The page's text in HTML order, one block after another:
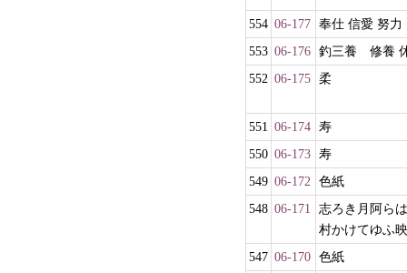
554 06-177 奉仕 信愛 努力
553 06-176 釣三養 修養
552 06-175 柔
551 06-174 寿
550 06-173 寿
549 06-172 色紙
548 06-171
志ろき月阿ら
村かけてゆふ
547 06-170 色紙